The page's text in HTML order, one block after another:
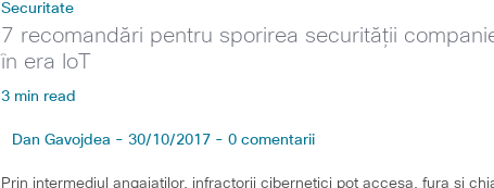
Securitate
7 recomandări pentru sporirea securității
în era IoT
3 min read
Dan Gavojdea - 30/10/2017 - 0 comentarii
Prin intermediul angajaților, infractorii cibernetici pot accesa, fura și